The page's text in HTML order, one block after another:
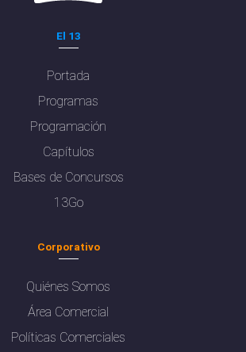
El 13
Portada
Programas
Programación
Capítulos
Bases de Concursos
13Go
Corporativo
Quiénes Somos
Área Comercial
Políticas Comerciales